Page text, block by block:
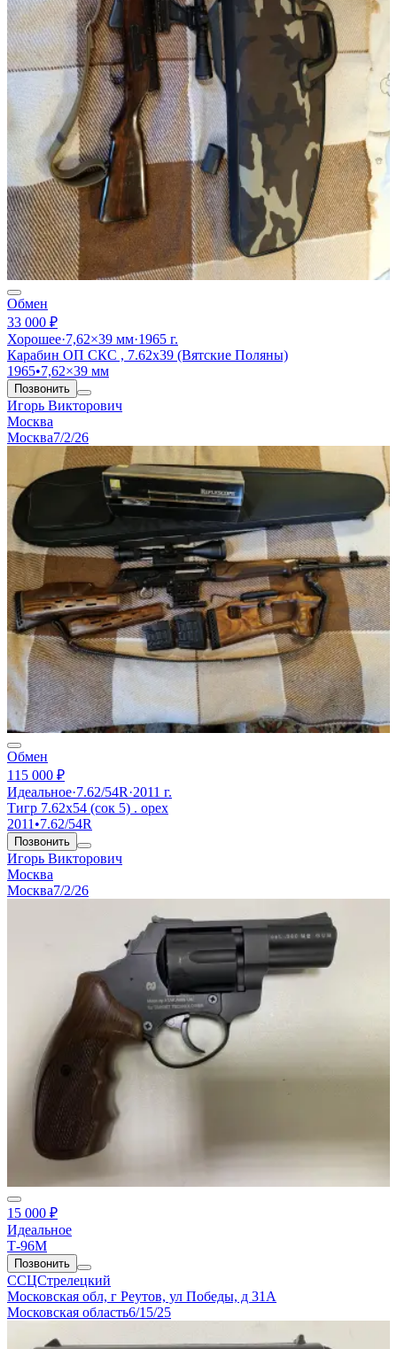
Обмен
33 000 ₽
Хорошее·7,62×39 мм·1965 г.
Карабин ОП СКС , 7.62х39 (Вятские Поляны)
1965•7,62×39 мм
Позвонить
Игорь Викторович
Москва
Москва7/2/26
Обмен
115 000 ₽
Идеальное·7.62/54R·2011 г.
Тигр 7.62х54 (сок 5) . орех
2011 •7.62/54R
Позвонить
Игорь Викторович
Москва
Москва7/2/26
15 000 ₽
Идеальное
Т-96М
Позвонить
ССЦСтрелецкий
Московская обл, г Реутов, ул Победы, д 31А
Московская область6/15/25